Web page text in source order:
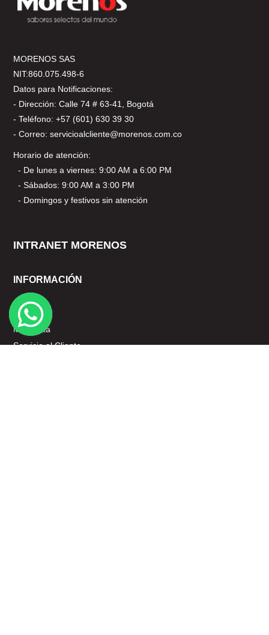
MORENOS SAS
NIT:860.075.498-6
Datos para Notificaciones:
- Dirección: Calle 74 # 63-41, Bogotá
- Teléfono: +57 (601) 630 39 30
- Correo: servicioalcliente@morenos.com.co
Horario de atención:
- De lunes a viernes: 9:00 AM a 6:00 PM
- Sábados: 9:00 AM a 3:00 PM
- Domingos y festivos sin atención
INTRANET MORENOS
INFORMACIÓN
Nosotros
Mi cuenta
Servicio al Cliente